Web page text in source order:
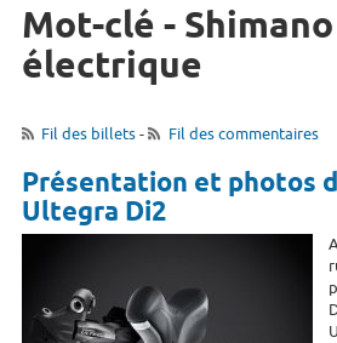
Mot-clé -
électrique
Fil des billets- Fil des commentaires
Présentation et photos
Ultegra Di2